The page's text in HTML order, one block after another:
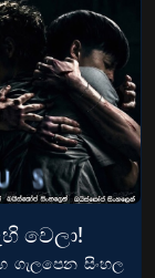
වෙලා!
ගැලපෙන සිංහල